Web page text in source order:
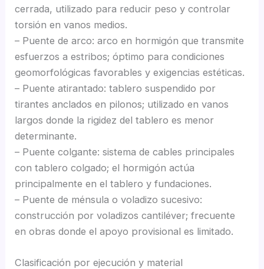
cerrada, utilizado para reducir peso y controlar
torsión en vanos medios.
– Puente de arco: arco en hormigón que transmite
esfuerzos a estribos; óptimo para condiciones
geomorfológicas favorables y exigencias estéticas.
– Puente atirantado: tablero suspendido por
tirantes anclados en pilonos; utilizado en vanos
largos donde la rigidez del tablero es menor
determinante.
– Puente colgante: sistema de cables principales
con tablero colgado; el hormigón actúa
principalmente en el tablero y fundaciones.
– Puente de ménsula o voladizo sucesivo:
construcción por voladizos cantiléver; frecuente
en obras donde el apoyo provisional es limitado.
Clasificación por ejecución y material